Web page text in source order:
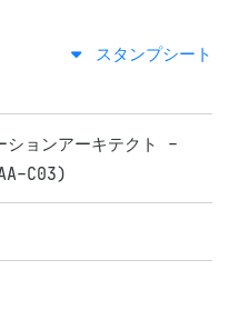
スタンプシート
ションアーキテクト -
C03)